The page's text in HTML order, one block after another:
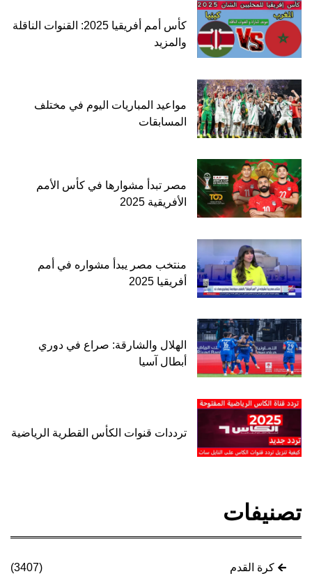
كأس أمم أفريقيا 2025: القنوات الناقلة
والمزيد
مواعيد المباريات اليوم في مختلف
المسابقات
مصر تبدأ مشوارها في كأس الأمم
الأفريقية 2025
منتخب مصر يبدأ مشواره في أمم
أفريقيا 2025
الهلال والشارقة: صراع في دوري
أبطال آسيا
ترددات قنوات الكأس القطرية الرياضية
تصنيفات
كرة القدم (3407)